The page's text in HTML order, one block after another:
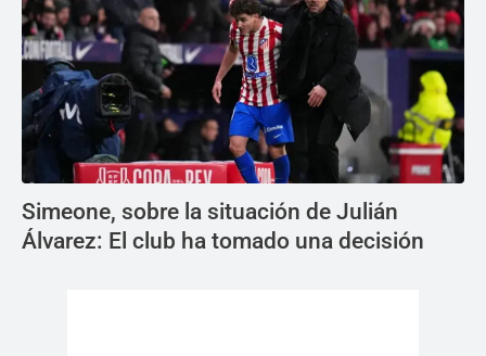
Simeone, sobre la situación de Julián
Álvarez: El club ha tomado una decisión